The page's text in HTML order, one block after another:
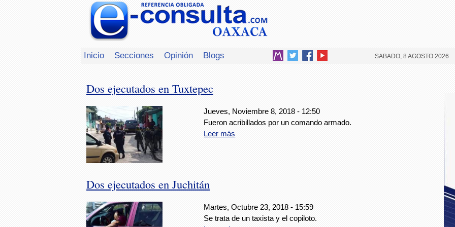
Inicio Secciones Opinión Blogs SABADO, 8 AGOSTO 2026
Dos ejecutados en Tuxtepec
Jueves, Noviembre 8, 2018 - 12:50
Fueron acribillados por un comando armado.
Leer más
Dos ejecutados en Juchitán
Martes, Octubre 23, 2018 - 15:59
Se trata de un taxista y el copiloto.